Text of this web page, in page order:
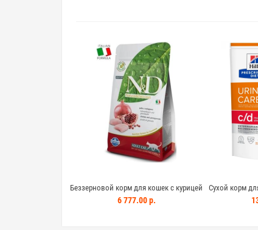
Беззерновой корм для кошек с курицей
и гранатом N&D cat chicken 1,5кг
6 777.00 р.
Сухой корм
Urinary